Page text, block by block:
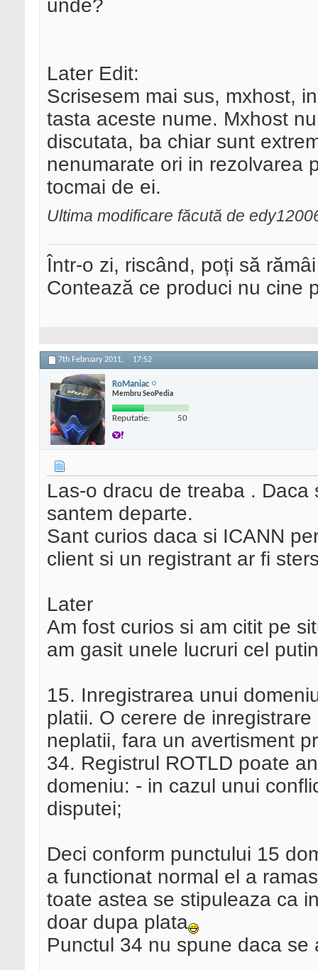
unde?
Later Edit:
Scrisesem mai sus, mxhost,
tasta aceste nume. Mxhost
discutata, ba chiar sunt
nenumarate ori in rezolvarea
tocmai de ei.
Ultima modificare făcută de
Într-o zi, riscând, poți să
Contează ce produci nu cine
7th February 2011, 17:52
RoManiac
Membru SeoPedia
Reputatie: 50
Las-o dracu de treaba .
santem departe.
Sant curios daca si ICANN
client si un registrant ar fi
Later
Am fost curios si am citit pe
am gasit unele lucruri cel
15. Inregistrarea unui
platii. O cerere de
neplatii, fara un avertisment
34. Registrul ROTLD poate
domeniu: - in cazul unui
disputei;
Deci conform punctului 15
a functionat normal el a
toate astea se stipuleaza ca
doar dupa plata
Punctul 34 nu spune daca se